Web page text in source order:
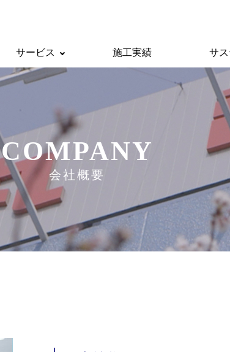
サービス 施工実績 サ
COMPANY
会社概要